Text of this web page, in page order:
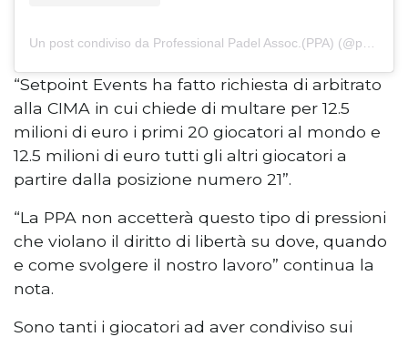
“Setpoint Events ha fatto richiesta di arbitrato
alla CIMA in cui chiede di multare per 12.5
milioni di euro i primi 20 giocatori al mondo e
12.5 milioni di euro tutti gli altri giocatori a
partire dalla posizione numero 21”.
“La PPA non accetterà questo tipo di pressioni
che violano il diritto di libertà su dove, quando
e come svolgere il nostro lavoro” continua la
nota.
Sono tanti i giocatori ad aver condiviso sui